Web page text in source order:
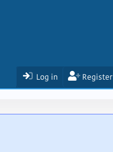
Log in Register